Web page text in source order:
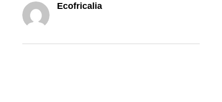
Ecofricalia